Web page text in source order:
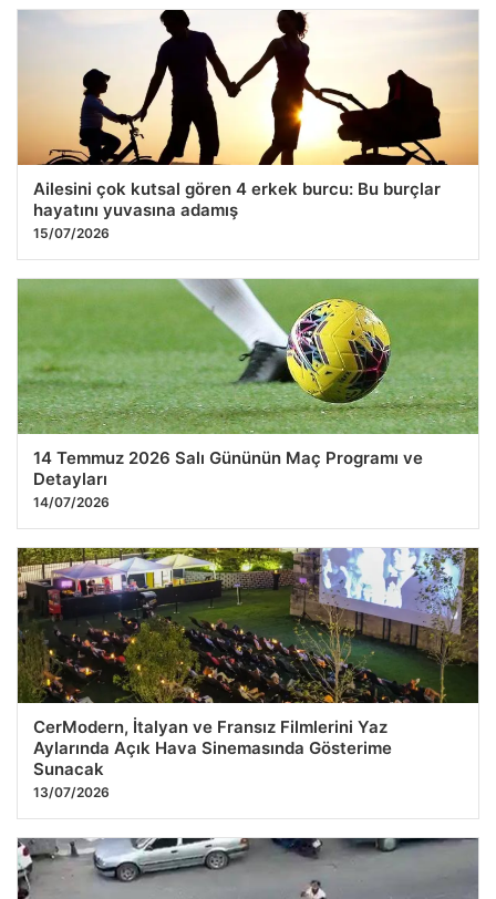
Ailesini çok kutsal gören 4 erkek burcu: Bu burçlar
hayatını yuvasına adamış
15/07/2026
14 Temmuz 2026 Salı Gününün Maç Programı ve
Detayları
14/07/2026
CerModern, İtalyan ve Fransız Filmlerini Yaz
Aylarında Açık Hava Sinemasında Gösterime
Sunacak
13/07/2026